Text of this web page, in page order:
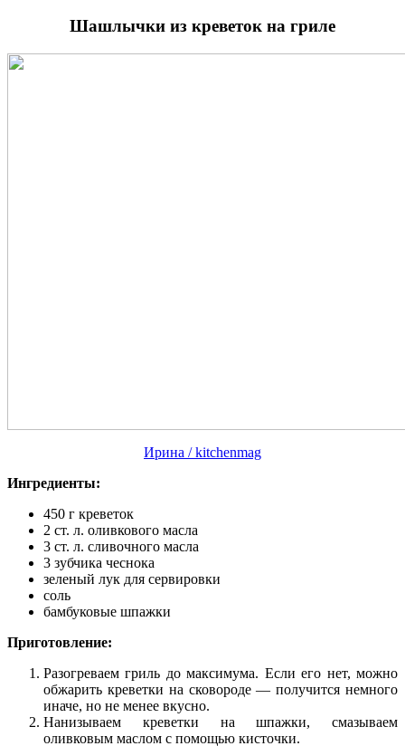
Шашлычки из креветок на гриле
Ирина / kitchenmag
Ингредиенты:
450 г креветок
2 ст. л. оливкового масла
3 ст. л. сливочного масла
3 зубчика чеснока
зеленый лук для сервировки
соль
бамбуковые шпажки
Приготовление:
Разогреваем гриль до максимума. Если его нет, можно
обжарить креветки на сковороде — получится немного
иначе, но не менее вкусно.
Нанизываем креветки на шпажки, смазываем
оливковым маслом с помощью кисточки.